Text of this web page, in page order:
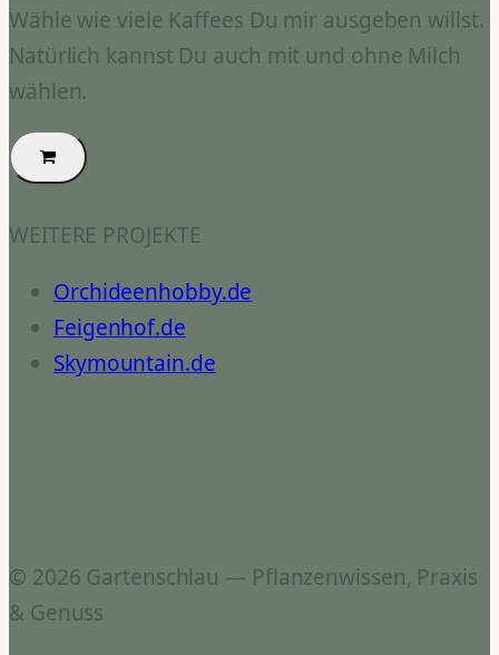
Wähle wie viele Kaffees Du mir ausgeben willst.
Natürlich kannst Du auch mit und ohne Milch
wählen.
WEITERE PROJEKTE
Orchideenhobby.de
Feigenhof.de
Skymountain.de
© 2026 Gartenschlau — Pflanzenwissen, Praxis
& Genuss